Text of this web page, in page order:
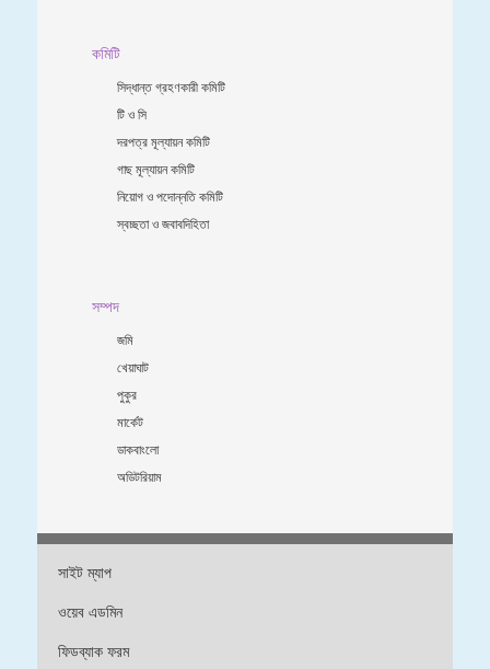
কমিটি
সিদ্ধান্ত গ্রহণকারী কমিটি
টি ও সি
দরপত্র মূল্যায়ন কমিটি
গাছ মূল্যায়ন কমিটি
নিয়োগ ও পদোন্নতি কমিটি
স্বচ্ছতা ও জবাবদিহিতা
সম্পদ
জমি
খেয়াঘাট
পুকুর
মার্কেট
ডাকবাংলো
অডিটরিয়াম
সাইট ম্যাপ
ওয়েব এডমিন
ফিডব্যাক ফরম